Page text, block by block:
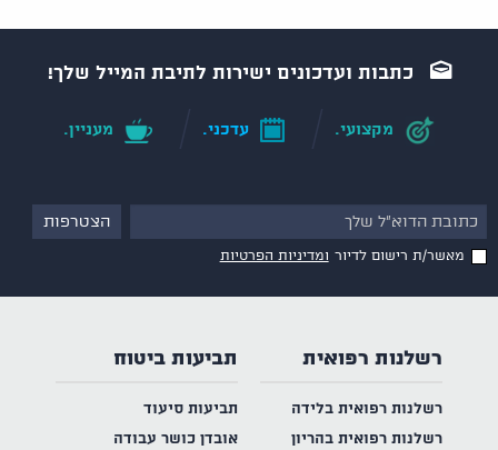
כתבות ועדכונים ישירות לתיבת המייל שלך!
מקצועי. עדכני. מעניין.
מאשר/ת רישום לדיור ומדיניות הפרטיות
רשלנות רפואית
רשלנות רפואית בלידה
רשלנות רפואית בהריון
תביעות ביטוח
תביעות סיעוד
אובדן כושר עבודה